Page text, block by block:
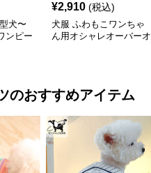
犬〜
ンピー
¥2,910 (税込)
犬服 ふわもこワンちゃ
ん用オシャレオーバーオ
のおすすめアイテム